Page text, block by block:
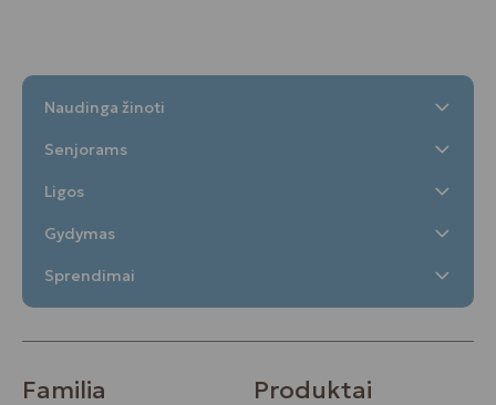
Naudinga žinoti
Senjorams
Ligos
Gydymas
Sprendimai
Familia Produktai